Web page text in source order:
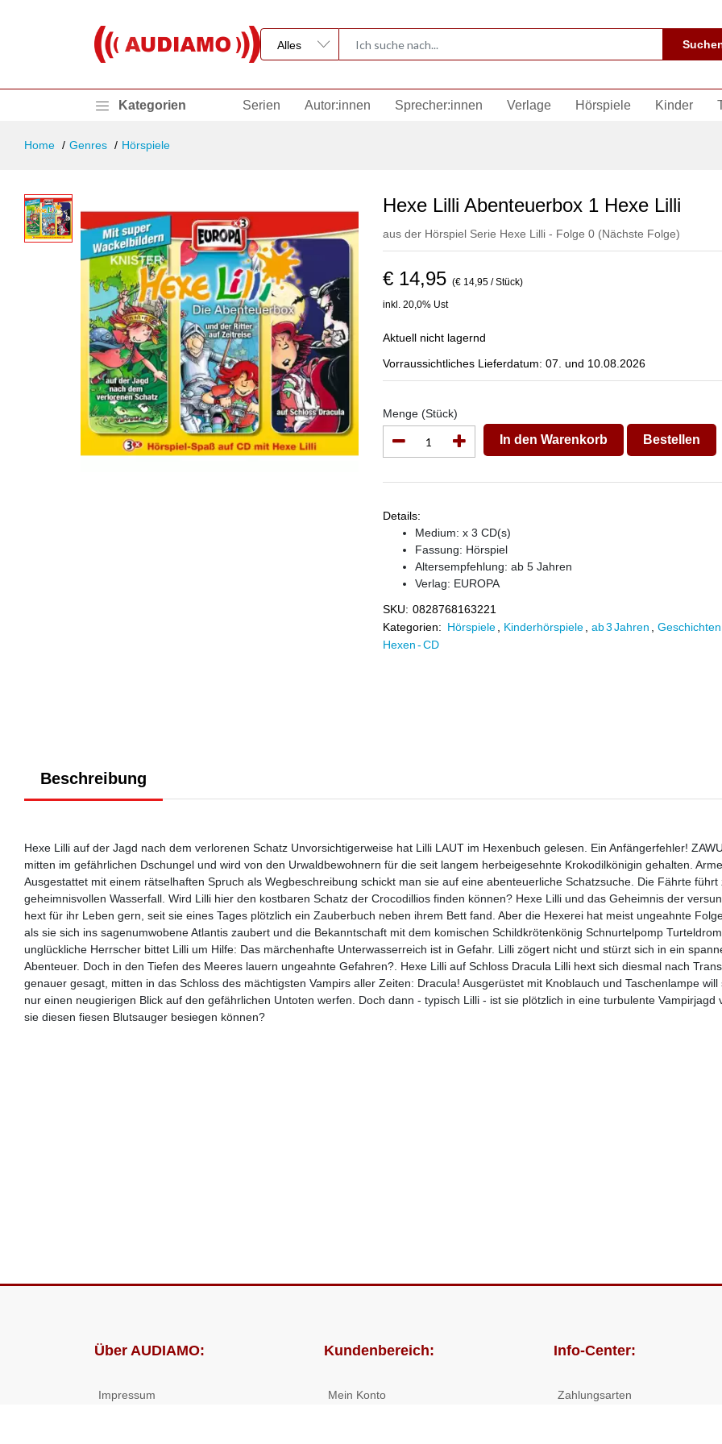
Kategorien Serien Autor:innen Sprecher:innen Verlage Hörspiele Kinder
Home Genres Hörspiele
Hexe Lilli Abenteuerbox 1 Hexe Lilli
aus der Hörspiel Serie Hexe Lilli - Folge 0 (Nächste Folge)
€ 14,95 (€ 14,95 / Stück)
inkl. 20,0% Ust
Aktuell nicht lagernd
Vorraussichtliches Lieferdatum: 07. und 10.08.2026
Menge (Stück)
In den Warenkorb Bestellen
Details:
Medium: x 3 CD(s)
Fassung: Hörspiel
Altersempfehlung: ab 5 Jahren
Verlag: EUROPA
SKU: 0828768163221
Kategorien: Hörspiele Kinderhörspiele ab 3 Jahren
Hexen - CD
Beschreibung
Hexe Lilli auf der Jagd nach dem verlorenen Schatz Unvorsichtigerweise hat Lilli LAUT im Hexenbuch gelesen. Ein Anfängerfehler!
mitten im gefährlichen Dschungel und wird von den Urwaldbewohnern für die seit langem herbeigesehnte Krokodilkönigin gehalten. Arme
Ausgestattet mit einem rätselhaften Spruch als Wegbeschreibung schickt man sie auf eine abenteuerliche Schatzsuche. Die Fährte führt
geheimnisvollen Wasserfall. Wird Lilli hier den kostbaren Schatz der Crocodillios finden können? Hexe Lilli und das Geheimnis der
hext für ihr Leben gern, seit sie eines Tages plötzlich ein Zauberbuch neben ihrem Bett fand. Aber die Hexerei hat meist ungeahnte
als sie sich ins sagenumwobene Atlantis zaubert und die Bekanntschaft mit dem komischen Schildkrötenkönig Schnurtelpomp
unglückliche Herrscher bittet Lilli um Hilfe: Das märchenhafte Unterwasserreich ist in Gefahr. Lilli zögert nicht und stürzt sich in ein
Abenteuer. Doch in den Tiefen des Meeres lauern ungeahnte Gefahren?. Hexe Lilli auf Schloss Dracula Lilli hext sich diesmal nach
genauer gesagt, mitten in das Schloss des mächtigsten Vampirs aller Zeiten: Dracula! Ausgerüstet mit Knoblauch und Taschenlampe will
nur einen neugierigen Blick auf den gefährlichen Untoten werfen. Doch dann - typisch Lilli - ist sie plötzlich in eine turbulente Vampirjagd
sie diesen fiesen Blutsauger besiegen können?
Über AUDIAMO:
Impressum
Kundenbereich:
Mein Konto
Info-Center:
Zahlungsarten